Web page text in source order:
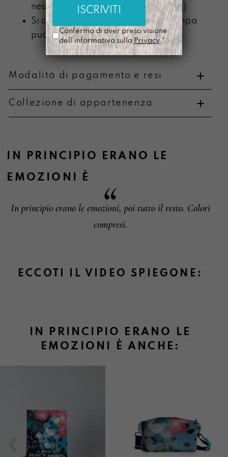
neutro (senza componente alcolica)
Si ammorbidisce con l’uso e la stampa
può scolorire
Modalità di pagamento e resi
Informazioni su cambi e resi
Collezione di appartenenza
IN PRINCIPIO ERANO LE
EMOZIONI
È
In principio erano le emozioni, poi tutto il resto. Colori
compresi.
ECCOTI IL VIDEO SPIEGONE:
IN PRINCIPIO ERANO LE
EMOZIONI È ANCHE:
Confermo di aver preso visione
dell'informativa sulla Privacy.*